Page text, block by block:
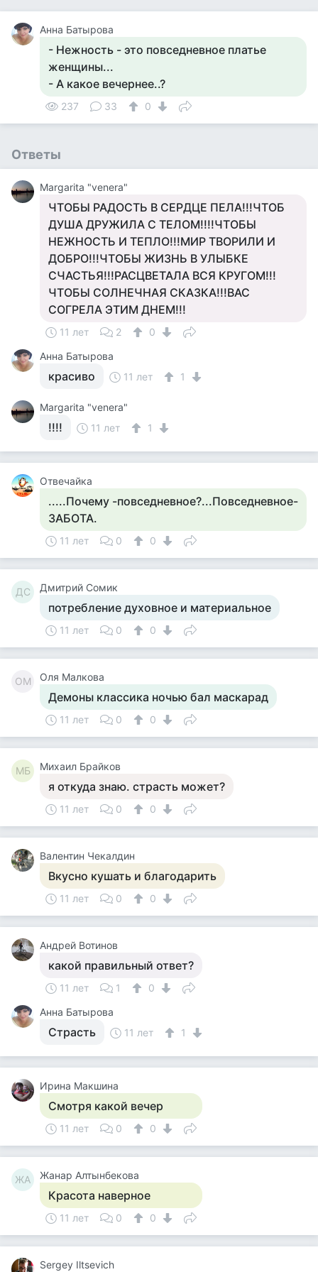
Анна Батырова
- Нежность - это повседневное платье
женщины...
- А какое вечернее..?
237 33 0
Ответы
Margarita "venera"
ЧТОБЫ РАДОСТЬ В СЕРДЦЕ ПЕЛА!!!ЧТОБ
ДУША ДРУЖИЛА С ТЕЛОМ!!!!ЧТОБЫ
НЕЖНОСТЬ И ТЕПЛО!!!МИР ТВОРИЛИ И
ДОБРО!!!ЧТОБЫ ЖИЗНЬ В УЛЫБКЕ
СЧАСТЬЯ!!!РАСЦВЕТАЛА ВСЯ КРУГОМ!!!
ЧТОБЫ СОЛНЕЧНАЯ СКАЗКА!!!ВАС
СОГРЕЛА ЭТИМ ДНЕМ!!!
11 лет 2
0
Анна Батырова
красиво 11 лет 1
Margarita "venera"
!!!! 11 лет 1
Отвечайка
.....Почему -повседневное?...Повседневное-
ЗАБОТА.
11 лет 0 0
ДС Дмитрий Сомик
потребление духовное и материальное
11 лет 0 0
ОМ Оля Малкова
Демоны классика ночью бал маскарад
11 лет 0 0
МБ Михаил Брайков
я откуда знаю. страсть может?
11 лет 0 0
Валентин Чекалдин
Вкусно кушать и благодарить
11 лет 0 0
Андрей Вотинов
какой правильный ответ?
11 лет 1
0
Анна Батырова
Страсть 11 лет 1
Ирина Макшина
Смотря какой вечер
11 лет 0 0
ЖА Жанар Алтынбекова
Красота наверное
11 лет 0 0
Sergey Iltsevich